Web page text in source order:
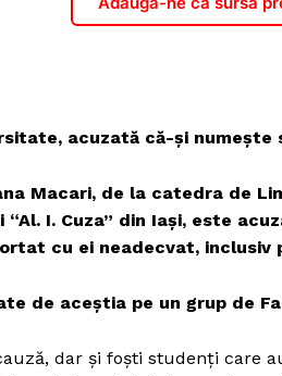
acuzată că-şi numeşte
Macari, de la catedra de
I. Cuza” din Iaşi, este
cu ei neadecvat, inclusiv
de aceştia pe un grup de
dar şi foşti studenţi care